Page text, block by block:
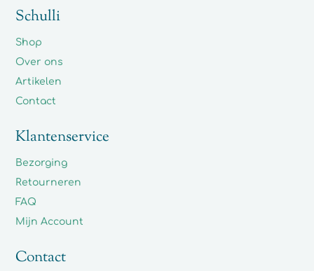
Schulli
Shop
Over ons
Artikelen
Contact
Klantenservice
Bezorging
Retourneren
FAQ
Mijn Account
Contact